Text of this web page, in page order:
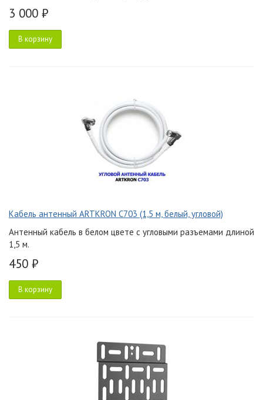
3 000 ₽
В корзину
Кабель антенный ARTKRON C703 (1,5 м, белый, угловой)
Антенный кабель в белом цвете с угловыми разъемами длиной
1,5 м.
450 ₽
В корзину